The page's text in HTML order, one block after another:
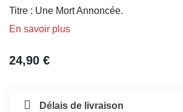
Titre : Une Mort Annoncée.
En savoir plus
24,90 €
Délais de livraison